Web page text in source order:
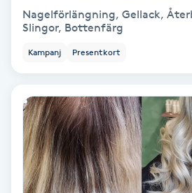
Ortobionomi
Osteopati
Paraffinbehandling
Nagelförlängning, Gellack,
Slingor, Bottenfärg
Kampanj Presentkort